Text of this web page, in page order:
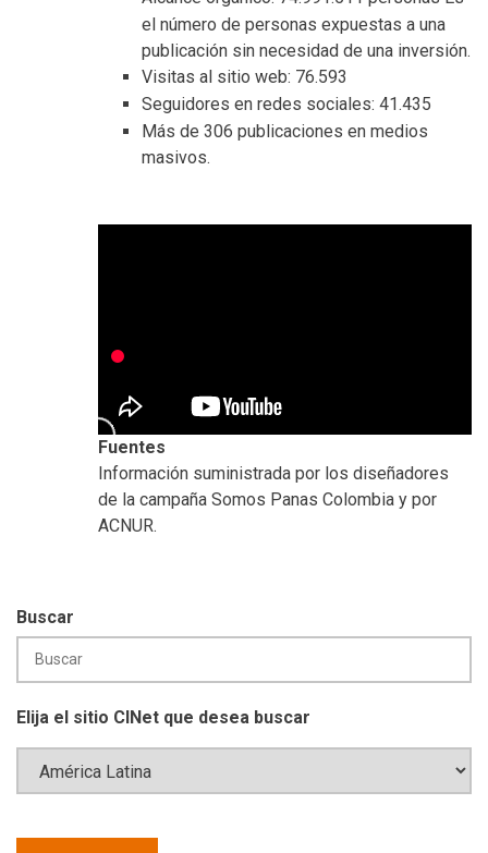
el número de personas expuestas a una
publicación sin necesidad de una inversión.
Visitas al sitio web: 76.593
Seguidores en redes sociales: 41.435
Más de 306 publicaciones en medios
masivos.
Fuentes
Información suministrada por los diseñadores
de la campaña Somos Panas Colombia y por
ACNUR.
Buscar
Elija el sitio CINet que desea buscar